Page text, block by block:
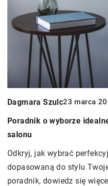
do
nasz
różnych
Beata
Jak wybrać
Zastanawiasz
najlepszy dla
warto